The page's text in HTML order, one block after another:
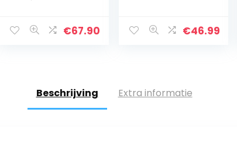
€67.90
€46.99
Beschrijving Extra informatie